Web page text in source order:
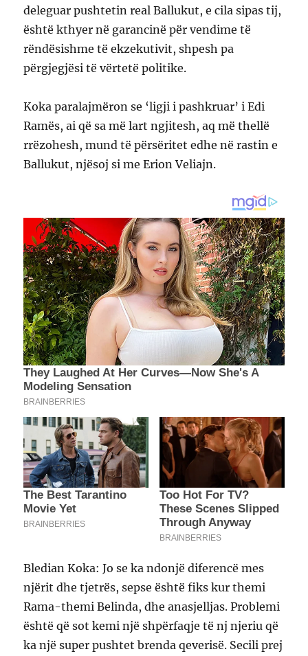
deleguar pushtetin real Ballukut, e cila sipas tij,
është kthyer në garancinë për vendime të
rëndësishme të ekzekutivit, shpesh pa
përgjegjësi të vërtetë politike.
Koka paralajmëron se ‘ligji i pashkruar’ i Edi
Ramës, ai që sa më lart ngjitesh, aq më thellë
rrëzohesh, mund të përsëritet edhe në rastin e
Ballukut, njësoj si me Erion Veliajn.
Bledian Koka: Jo se ka ndonjë diferencë mes
njërit dhe tjetrës, sepse është fiks kur themi
Rama-themi Belinda, dhe anasjelljas. Problemi
është që sot kemi një shpërfaqje të nj njeriu që
ka një super pushtet brenda qeverisë. Secili prej